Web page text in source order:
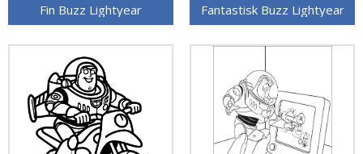
Fin Buzz Lightyear Fantastisk Buzz Lightyear